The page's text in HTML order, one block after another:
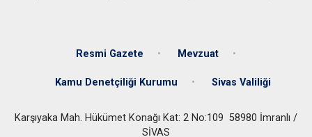
Resmi Gazete Mevzuat
Kamu Denetçiliği Kurumu Sivas Valiliği
Karşıyaka Mah. Hükümet Konağı Kat: 2 No:109 58980 İmranlı /
SİVAS